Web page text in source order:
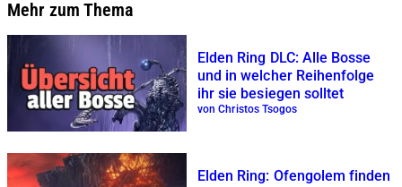
Mehr zum Thema
Elden Ring DLC: Alle Bosse
und in welcher Reihenfolge
ihr sie besiegen solltet
von Christos Tsogos
Elden Ring: Ofengolem finden